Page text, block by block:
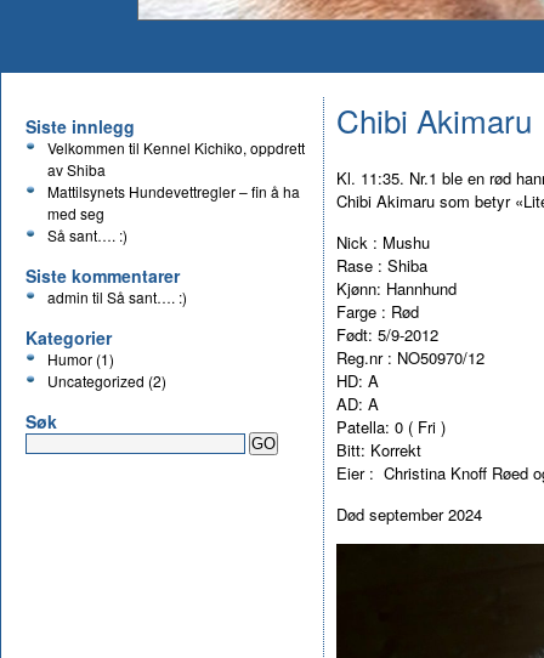
Chibi Akimaru
Kl. 11:35. Nr.1 ble en rød
Chibi Akimaru som betyr
Nick : Mushu
Rase : Shiba
Kjønn: Hannhund
Farge : Rød
Født: 5/9-2012
Reg.nr : NO50970/12
HD: A
AD: A
Patella: 0 ( Fri )
Bitt: Korrekt
Eier : Christina Knoff Røed
Død september 2024
Siste innlegg
Velkommen til Kennel Kichiko, oppdrett
av Shiba
Mattilsynets Hundevettregler – fin å ha
med seg
Så sant…. :)
Siste kommentarer
admin til Så sant…. :)
Kategorier
Humor (1)
Uncategorized (2)
Søk